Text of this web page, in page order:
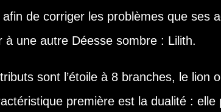
de corriger les problèmes que ses
à une autre Déesse sombre : Lilith.
sont l’étoile à 8 branches, le lion
première est la dualité :